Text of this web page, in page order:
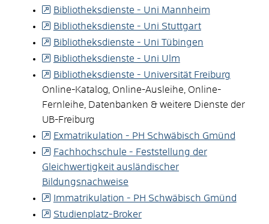
Bibliotheksdienste - Uni Mannheim
Bibliotheksdienste - Uni Stuttgart
Bibliotheksdienste - Uni Tübingen
Bibliotheksdienste - Uni Ulm
Bibliotheksdienste - Universität Freiburg
Online-Katalog, Online-Ausleihe, Online-
Fernleihe, Datenbanken & weitere Dienste der
UB-Freiburg
Exmatrikulation - PH Schwäbisch Gmünd
Fachhochschule - Feststellung der
Gleichwertigkeit ausländischer
Bildungsnachweise
Immatrikulation - PH Schwäbisch Gmünd
Studienplatz-Broker